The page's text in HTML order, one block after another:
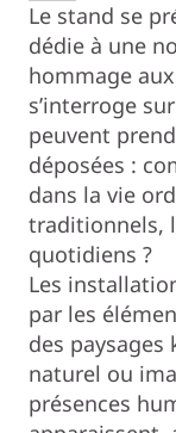
Le stand se
dédie à une
hommage
s’interroge
peuvent
déposées :
dans la vie
traditionnels,
quotidiens ?
Les
par les
des
naturel ou
présences